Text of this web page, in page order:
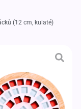
(12 cm, kulaté)